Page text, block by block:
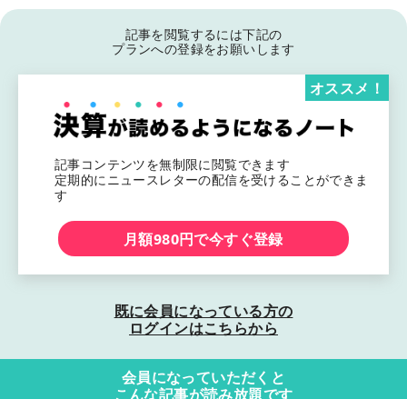
記事を閲覧するには下記の
プランへの登録をお願いします
記事コンテンツを無制限に閲覧できます
定期的にニュースレターの配信を受けることができま
す
オススメ！
月額980円で今すぐ登録
既に会員になっている方の
ログインはこちらから
会員になっていただくと
こんな記事が読み放題です